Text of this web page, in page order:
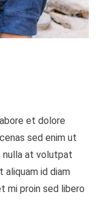
et dolore
sed enim ut
nulla at volutpat
aliquam id diam
mi proin sed libero